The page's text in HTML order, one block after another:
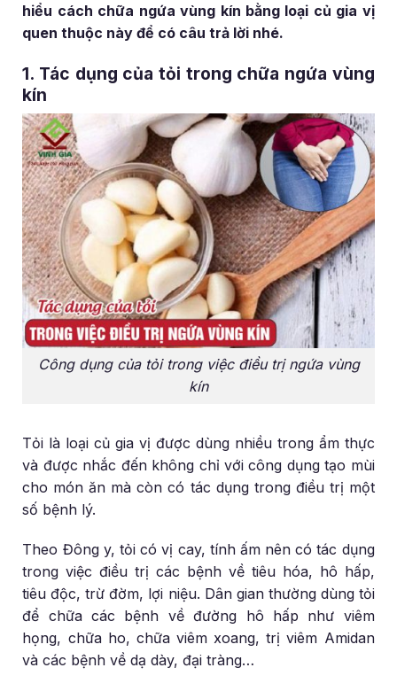
hiểu cách chữa ngứa vùng kín bằng loại củ gia vị
quen thuộc này để có câu trả lời nhé.
1. Tác dụng của tỏi trong chữa ngứa vùng
kín
Công dụng của tỏi trong việc điều trị ngứa vùng
kín
Tỏi là loại củ gia vị được dùng nhiều trong ẩm thực
và được nhắc đến không chỉ với công dụng tạo mùi
cho món ăn mà còn có tác dụng trong điều trị một
số bệnh lý.
Theo Đông y, tỏi có vị cay, tính ấm nên có tác dụng
trong việc điều trị các bệnh về tiêu hóa, hô hấp,
tiêu độc, trừ đờm, lợi niệu. Dân gian thường dùng tỏi
để chữa các bệnh về đường hô hấp như viêm
họng, chữa ho, chữa viêm xoang, trị viêm Amidan
và các bệnh về dạ dày, đại tràng…